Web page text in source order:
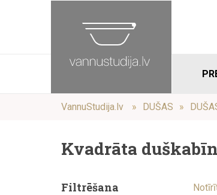
VannuStudija.lv DUŠAS
Kvadrāta
Filtrēšana